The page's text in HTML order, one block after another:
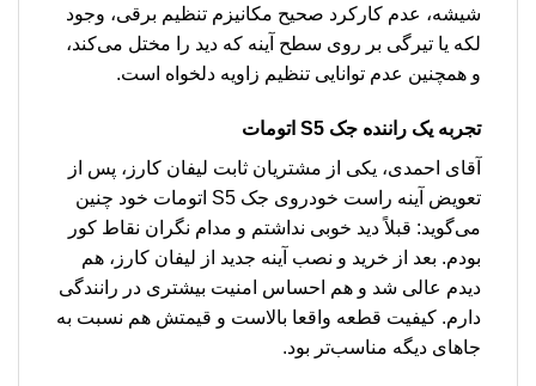
شیشه، عدم کارکرد صحیح مکانیزم تنظیم برقی، وجود
لکه یا تیرگی بر روی سطح آینه که دید را مختل می‌کند،
و همچنین عدم توانایی تنظیم زاویه دلخواه است.
تجربه یک راننده جک S5 اتومات
آقای احمدی، یکی از مشتریان ثابت لیفان کارز، پس از
تعویض آینه راست خودروی جک S5 اتومات خود چنین
می‌گوید: قبلاً دید خوبی نداشتم و مدام نگران نقاط کور
بودم. بعد از خرید و نصب آینه جدید از لیفان کارز، هم
دیدم عالی شد و هم احساس امنیت بیشتری در رانندگی
دارم. کیفیت قطعه واقعا بالاست و قیمتش هم نسبت به
جاهای دیگه مناسب‌تر بود.